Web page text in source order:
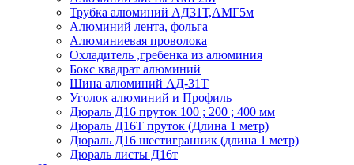
Трубка алюминий АД31Т,АМГ5м
Алюминий лента, фольга
Алюминиевая проволока
Охладитель ,гребенка из алюминия
Бокс квадрат алюминий
Шина алюминий АД-31Т
Уголок алюминий и Профиль
Дюраль Д16 пруток 100 ; 200 ; 400 мм
Дюраль Д16Т пруток (Длина 1 метр)
Дюраль Д16 шестигранник (длина 1 метр)
Дюраль листы Д16т